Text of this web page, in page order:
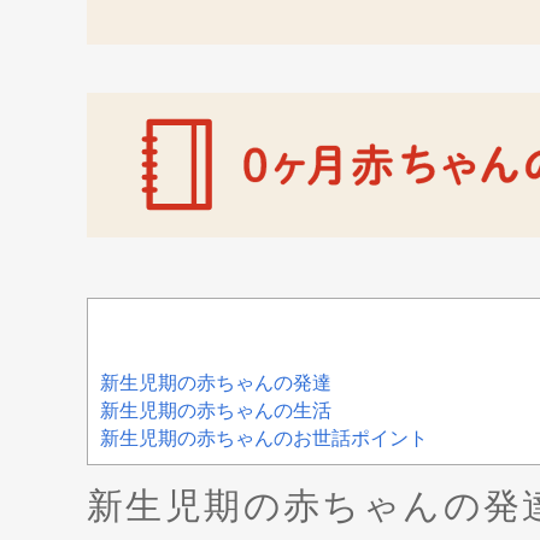
新生児期の赤ちゃんの発達
新生児期の赤ちゃんの生活
新生児期の赤ちゃんのお世話ポイント
新生児期の赤ちゃんの発